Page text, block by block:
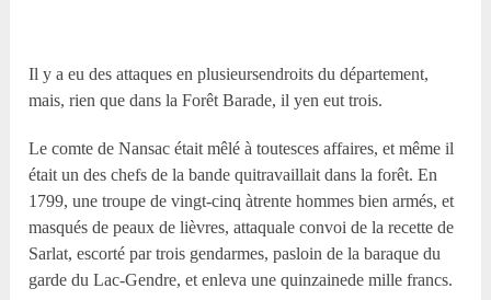
Il y a eu des attaques en plusieursendroits du département,
mais, rien que dans la Forêt Barade, il yen eut trois.
Le comte de Nansac était mêlé à toutesces affaires, et même il
était un des chefs de la bande quitravaillait dans la forêt. En
1799, une troupe de vingt-cinq àtrente hommes bien armés, et
masqués de peaux de lièvres, attaquale convoi de la recette de
Sarlat, escorté par trois gendarmes, pasloin de la baraque du
garde du Lac-Gendre, et enleva une quinzainede mille francs.